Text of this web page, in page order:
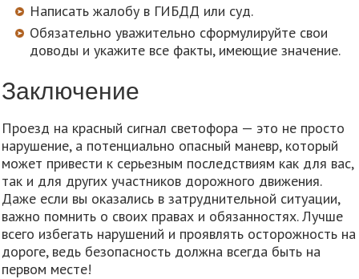
Написать жалобу в ГИБДД или суд.
Обязательно уважительно сформулируйте свои
доводы и укажите все факты, имеющие значение.
Заключение
Проезд на красный сигнал светофора — это не просто
нарушение, а потенциально опасный маневр, который
может привести к серьезным последствиям как для вас,
так и для других участников дорожного движения.
Даже если вы оказались в затруднительной ситуации,
важно помнить о своих правах и обязанностях. Лучше
всего избегать нарушений и проявлять осторожность на
дороге, ведь безопасность должна всегда быть на
первом месте!